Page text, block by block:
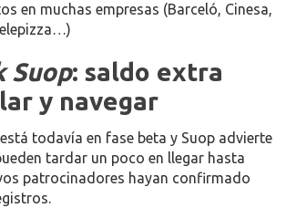
en muchas empresas (Barceló, Cinesa,
Suop: saldo extra
y navegar
todavía en fase beta y Suop advierte
tardar un poco en llegar hasta
patrocinadores hayan confirmado